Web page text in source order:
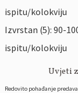
ispitu/kolokviju
Izvrstan (5): 90-
ispitu/kolokviju
Uvjeti
Redovito pohađanje